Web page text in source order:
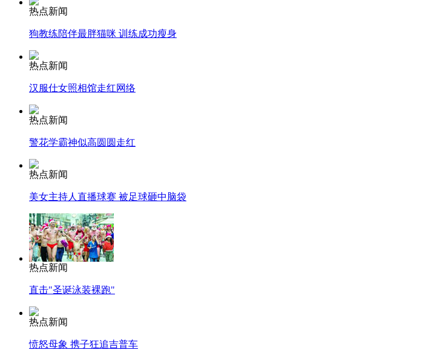
热点新闻
狗教练陪伴最胖猫咪 训练成功瘦身
热点新闻
汉服仕女照相馆走红网络
热点新闻
警花学霸神似高圆圆走红
热点新闻
美女主持人直播球赛 被足球砸中脑袋
热点新闻
直击"圣诞泳装裸跑"
热点新闻
愤怒母象 携子狂追吉普车